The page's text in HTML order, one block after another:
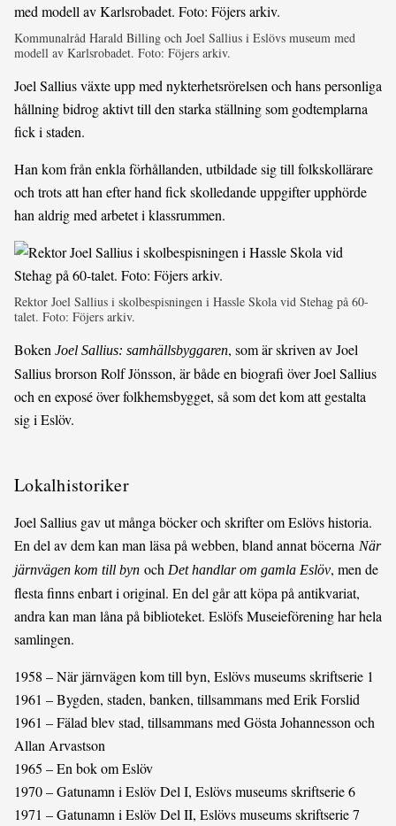
Kommunalråd Harald Billing och Joel Sallius i Eslövs museum med
modell av Karlsrobadet. Foto: Föjers arkiv.
Joel Sallius växte upp med nykterhetsrörelsen och hans personliga
hållning bidrog aktivt till den starka ställning som godtemplarna
fick i staden.
Han kom från enkla förhållanden, utbildade sig till folkskollärare
och trots att han efter hand fick skolledande uppgifter upphörde
han aldrig med arbetet i klassrummen.
Rektor Joel Sallius i skolbespisningen i Hassle Skola vid Stehag på 60-
talet. Foto: Föjers arkiv.
Boken Joel Sallius: samhällsbyggaren, som är skriven av Joel
Sallius brorson Rolf Jönsson, är både en biografi över Joel Sallius
och en exposé över folkhemsbygget, så som det kom att gestalta
sig i Eslöv.
Lokalhistoriker
Joel Sallius gav ut många böcker och skrifter om Eslövs historia.
En del av dem kan man läsa på webben, bland annat böcerna När
järnvägen kom till byn och Det handlar om gamla Eslöv, men de
flesta finns enbart i original. En del går att köpa på antikvariat,
andra kan man låna på biblioteket. Eslöfs Museieförening har hela
samlingen.
1958 – När järnvägen kom till byn, Eslövs museums skriftserie 1
1961 – Bygden, staden, banken, tillsammans med Erik Forslid
1961 – Fälad blev stad, tillsammans med Gösta Johannesson och
Allan Arvastson
1965 – En bok om Eslöv
1970 – Gatunamn i Eslöv Del I, Eslövs museums skriftserie 6
1971 – Gatunamn i Eslöv Del II, Eslövs museums skriftserie 7